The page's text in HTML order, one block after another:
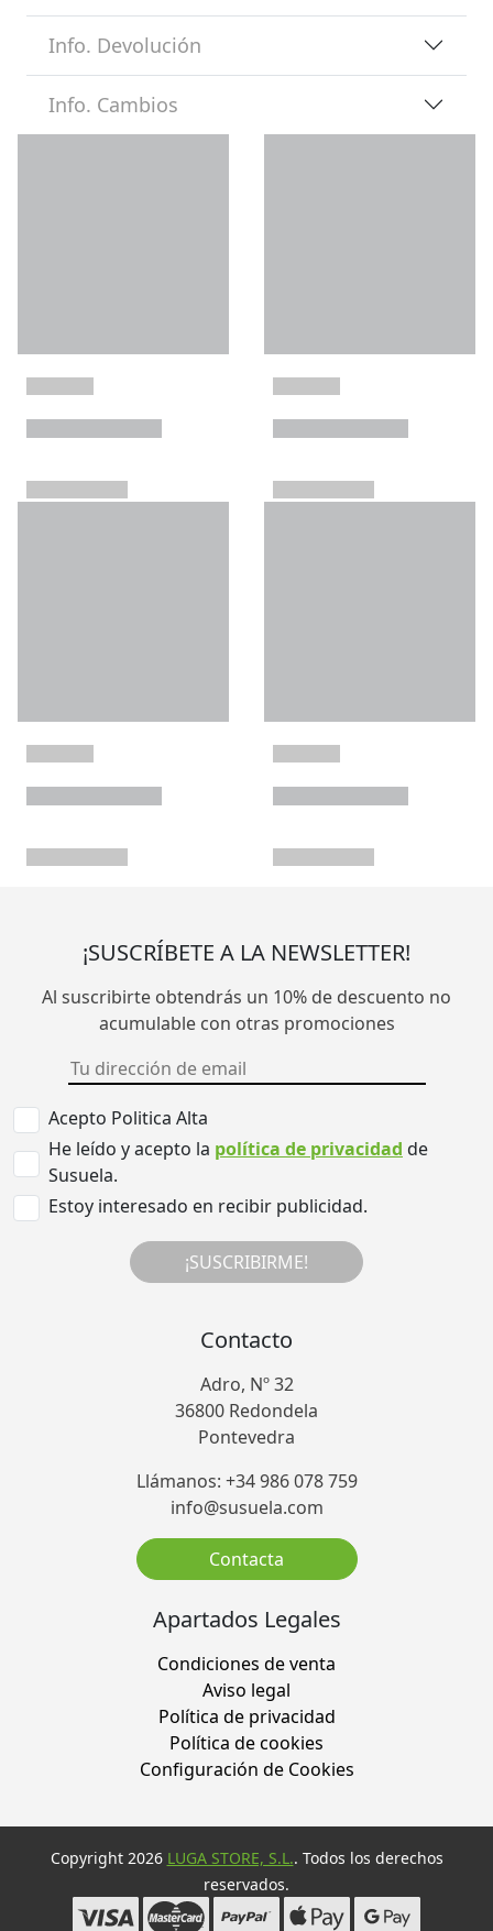
Info. Devolución
Info. Cambios
¡SUSCRÍBETE A LA NEWSLETTER!
Al suscribirte obtendrás un 10% de descuento no
acumulable con otras promociones
Acepto Politica Alta
He leído y acepto la política de privacidad de
Susuela.
Estoy interesado en recibir publicidad.
¡SUSCRIBIRME!
Contacto
Adro, Nº 32
36800 Redondela
Pontevedra
Llámanos: +34 986 078 759
info@susuela.com
Contacta
Apartados Legales
Condiciones de venta
Aviso legal
Política de privacidad
Política de cookies
Configuración de Cookies
Copyright 2026 LUGA STORE, S.L.. Todos los derechos
reservados.